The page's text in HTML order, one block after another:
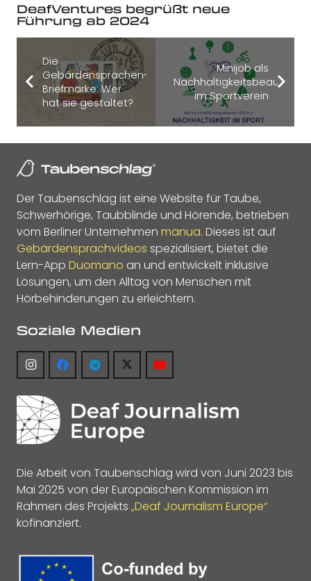
DeafVentures begrüßt neue
Führung ab 2024
Die
Gebärdensprachen-
Briefmarke: Wer
hat sie gestaltet?
Minijob als
im Sportverein
Der Taubenschlag ist eine Website für Taube,
Schwerhörige, Taubblinde und Hörende, betrieben
vom Berliner Unternehmen manua. Dieses ist auf
Gebärdensprachvideos spezialisiert, bietet die
Lern-App Duomano an und entwickelt inklusive
Lösungen, um den Alltag von Menschen mit
Hörbehinderungen zu erleichtern.
Soziale Medien
Die Arbeit von Taubenschlag wird von Juni 2023 bis
Mai 2025 von der Europäischen Kommission im
Rahmen des Projekts „Deaf Journalism Europe“
kofinanziert.